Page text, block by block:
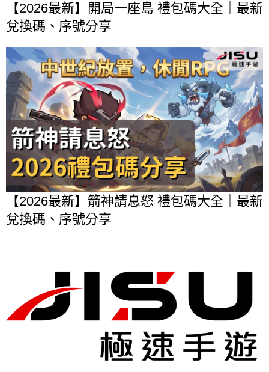
【2026最新】開局一座島 禮包碼大全｜最新
兌換碼、序號分享
【2026最新】箭神請息怒 禮包碼大全｜最新
兌換碼、序號分享